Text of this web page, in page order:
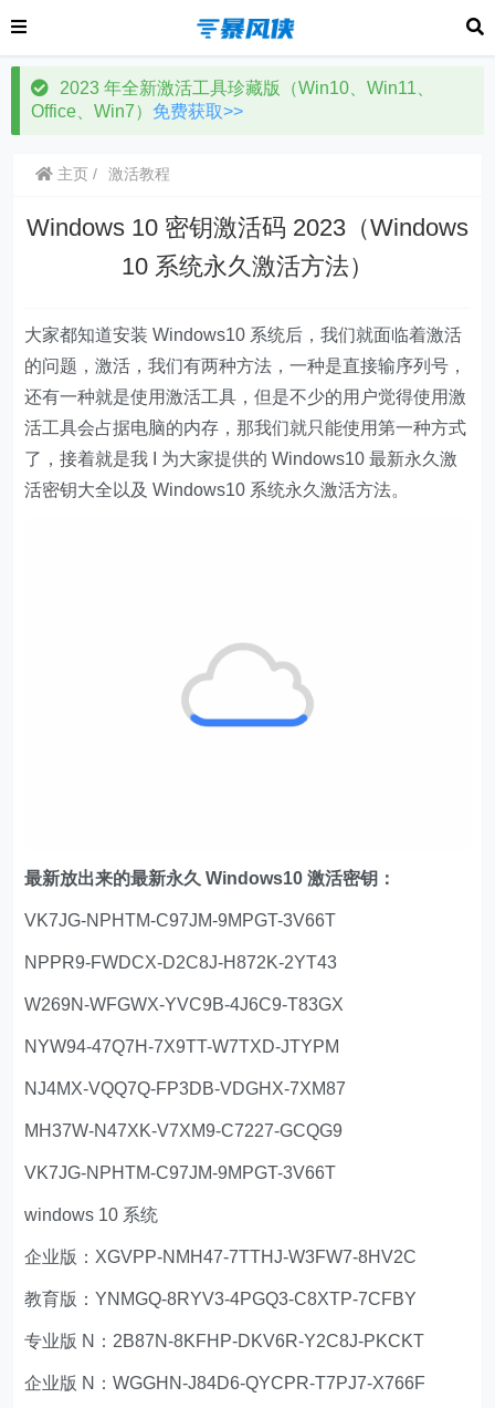
2023 年全新激活工具珍藏版（Win10、Win11、
Office、Win7） 免费获取>>
主页 激活教程
Windows 10 密钥激活码 2023（Windows
10 系统永久激活方法）
大家都知道安装 Windows10 系统后，我们就面临着激活
的问题，激活，我们有两种方法，一种是直接输序列号，
还有一种就是使用激活工具，但是不少的用户觉得使用激
活工具会占据电脑的内存，那我们就只能使用第一种方式
了，接着就是我 I 为大家提供的 Windows10 最新永久激
活密钥大全以及 Windows10 系统永久激活方法。
最新放出来的最新永久 Windows10 激活密钥：
VK7JG-NPHTM-C97JM-9MPGT-3V66T
NPPR9-FWDCX-D2C8J-H872K-2YT43
W269N-WFGWX-YVC9B-4J6C9-T83GX
NYW94-47Q7H-7X9TT-W7TXD-JTYPM
NJ4MX-VQQ7Q-FP3DB-VDGHX-7XM87
MH37W-N47XK-V7XM9-C7227-GCQG9
VK7JG-NPHTM-C97JM-9MPGT-3V66T
windows 10 系统
企业版：XGVPP-NMH47-7TTHJ-W3FW7-8HV2C
教育版：YNMGQ-8RYV3-4PGQ3-C8XTP-7CFBY
专业版 N：2B87N-8KFHP-DKV6R-Y2C8J-PKCKT
企业版 N：WGGHN-J84D6-QYCPR-T7PJ7-X766F